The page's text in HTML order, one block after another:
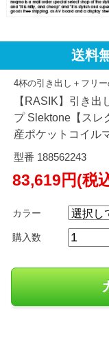
送料
4杯の引き出し＋フリ
【RASIK】引き出
プ Slektone【スレ
産ポケットコイル
型番 188562243
83,619円(税
カラー
購入数